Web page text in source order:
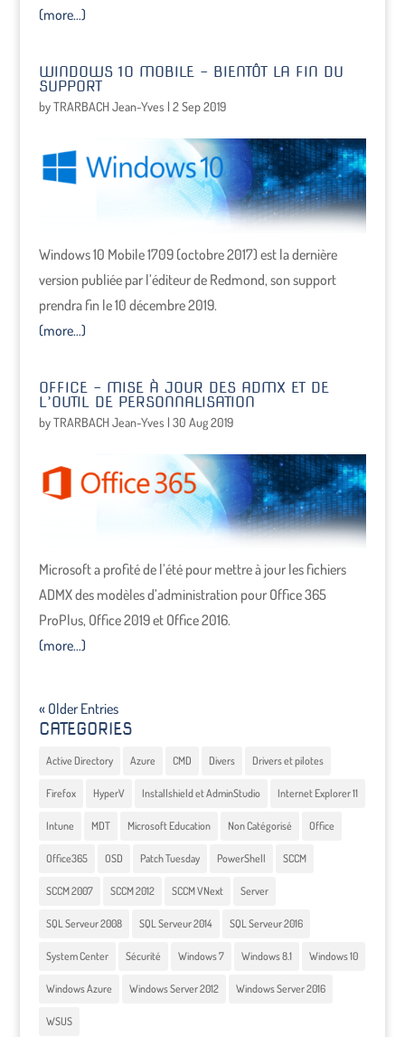
(more…)
WINDOWS 10 MOBILE – BIENTÔT LA FIN DU
SUPPORT
byTRARBACH Jean-Yves | 2 Sep 2019
Windows 10 Mobile 1709 (octobre 2017) est la dernière
version publiée par l’éditeur de Redmond, son support
prendra fin le 10 décembre 2019.
(more…)
OFFICE – MISE À JOUR DES ADMX ET DE
L’OUTIL DE PERSONNALISATION
byTRARBACH Jean-Yves | 30 Aug 2019
Microsoft a profité de l’été pour mettre à jour les fichiers
ADMX des modèles d’administration pour Office 365
ProPlus, Office 2019 et Office 2016.
(more…)
« Older Entries
CATEGORIES
Active Directory Azure CMD Divers Drivers et pilotes
Firefox HyperV Installshield et AdminStudio Internet Explorer 11
Intune MDT Microsoft Education Non Catégorisé Office
Office365 OSD Patch Tuesday PowerShell SCCM
SCCM 2007 SCCM 2012 SCCM VNext Server
SQL Serveur 2008 SQL Serveur 2014 SQL Serveur 2016
System Center Sécurité Windows 7 Windows 8.1 Windows 10
Windows Azure Windows Server 2012 Windows Server 2016
WSUS